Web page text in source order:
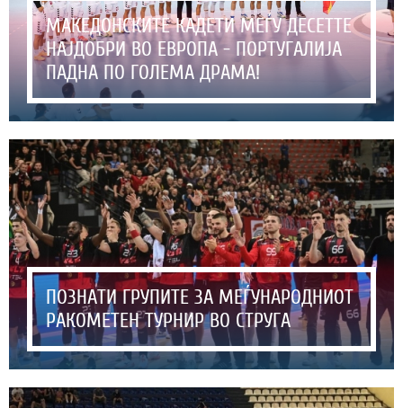
МАКЕДОНСКИТЕ КАДЕТИ МЕЃУ ДЕСЕТТЕ
НАЈДОБРИ ВО ЕВРОПА - ПОРТУГАЛИЈА
ПАДНА ПО ГОЛЕМА ДРАМА!
ПОЗНАТИ ГРУПИТЕ ЗА МЕЃУНАРОДНИОТ
РАКОМЕТЕН ТУРНИР ВО СТРУГА